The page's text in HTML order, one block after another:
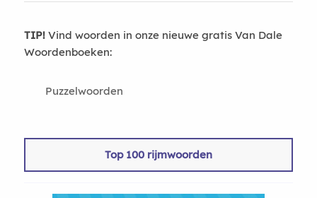
TIP!Vind woorden in onze nieuwe gratis Van Dale
Woordenboeken:
Puzzelwoorden
Top 100 rijmwoorden